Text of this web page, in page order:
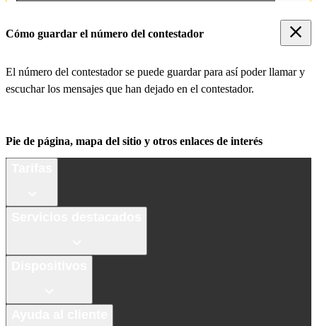
Cómo guardar el número del contestador
El número del contestador se puede guardar para así poder llamar y
escuchar los mensajes que han dejado en el contestador.
Pie de página, mapa del sitio y otros enlaces de interés